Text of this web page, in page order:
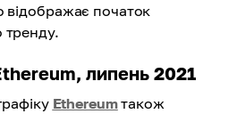
відображає початок
тренду.
липень 2021
Ethereumтакож